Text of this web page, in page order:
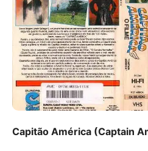
Capitão América (Captain